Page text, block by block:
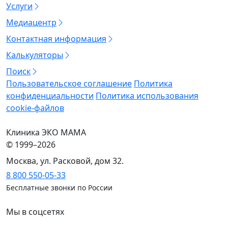
Услуги
Медиацентр
Контактная информация
Калькуляторы
Поиск
Пользовательское соглашение Политика
конфиденциальности Политика использования
cookie-файлов
Клиника ЭКО МАМА
© 1999–2026
Москва, ул. Расковой, дом 32.
8 800 550-05-33
Бесплатные звонки по России
Мы в соцсетях